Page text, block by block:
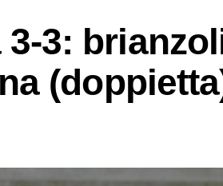
3-3: